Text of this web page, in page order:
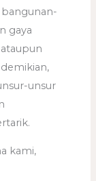
gaya
unsur
kami,